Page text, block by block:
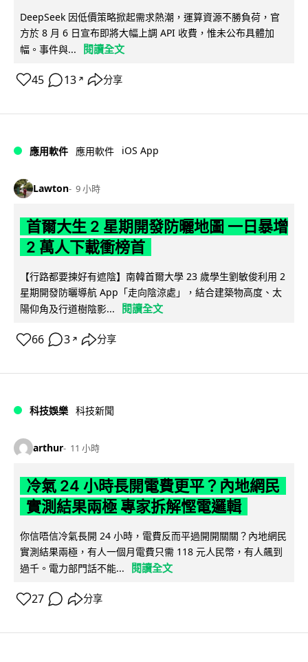
DeepSeek 因低價策略掀起需求熱潮，運算資源不勝負荷，官
方於 8 月 6 日宣布即將大幅上調 API 收費，惟未公布具體加
幅。事件與...
閱讀全文
45 13 ↗ 分享
應用軟件 應用軟件 iOS App
Lawton 9 小時
首爾大生 2 星期開發防曬地圖 一日暴增
2 萬人下載衝榜首
【行路都要揀好有遮陰】南韓首爾大學 23 歲學生劉敏俊利用 2
星期開發防曬導航 App「走向陰涼處」，結合建築物高度、太
陽仰角及行道樹陰影...
閱讀全文
66 3 ↗ 分享
科技娛樂 科技新聞
arthur 11 小時
冷氣 24 小時長開電費更平？內地網民
實測結果兩極 專家拆解慳電邏輯
你信唔信冷氣長開 24 小時，電費反而平過開開關關？內地網民
實測結果兩極，有人一個月電費只需 118 元人民幣，有人飆到
過千。電力部門話不能...
閱讀全文
27 分享